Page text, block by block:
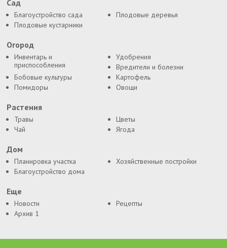
Сад
Благоустройство сада
Плодовые деревья
Плодовые кустарники
Огород
Инвентарь и
приспособления
Удобрения
Вредители и болезни
Бобовые культуры
Картофель
Помидоры
Овощи
Растения
Травы
Цветы
Чай
Ягода
Дом
Планировка участка
Хозяйственные постройки
Благоустройство дома
Еще
Новости
Рецепты
Архив 1